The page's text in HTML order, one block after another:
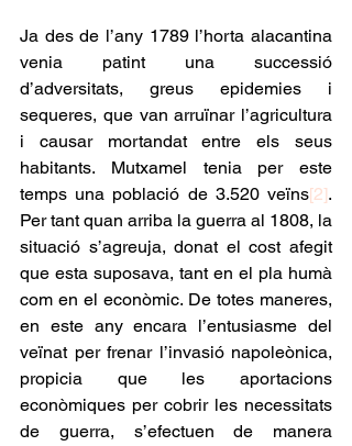
Ja des de l’any 1789 l’horta alacantina
venia patint una successió
d’adversitats, greus epidemies i
sequeres, que van arruïnar l’agricultura
i causar mortandat entre els seus
habitants. Mutxamel tenia per este
temps una població de 3.520 veïns[2].
Per tant quan arriba la guerra al 1808, la
situació s’agreuja, donat el cost afegit
que esta suposava, tant en el pla humà
com en el econòmic. De totes maneres,
en este any encara l’entusiasme del
veïnat per frenar l’invasió napoleònica,
propicia que les aportacions
econòmiques per cobrir les necessitats
de guerra, s’efectuen de manera